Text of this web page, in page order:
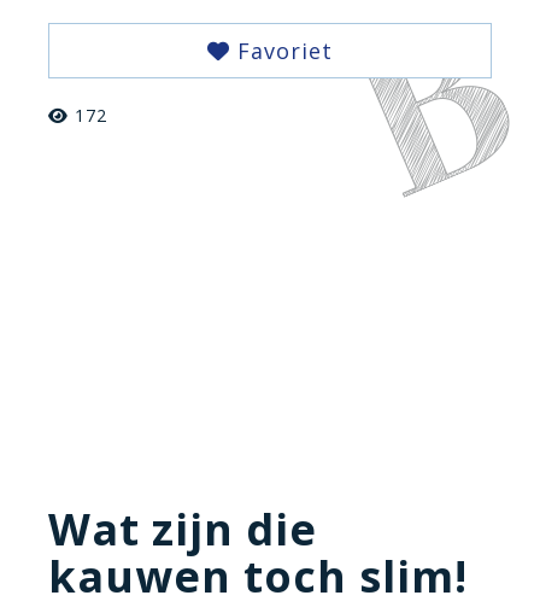
Favoriet
172
Wat zijn die
kauwen toch slim!